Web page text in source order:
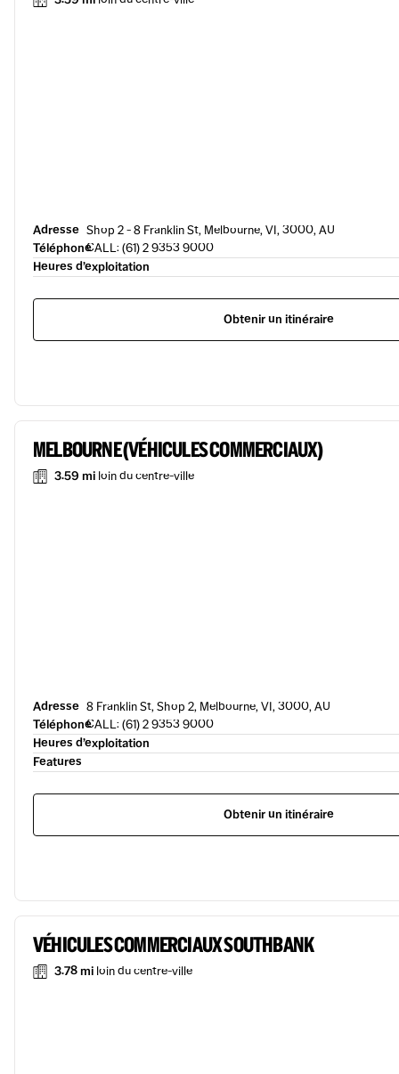
Adresse Shop 2 - 8 Franklin St, Melbourne, VI, 3000, AU
TéléphoneCALL: (61) 2 9353 9000
Heures d’exploitation
Obtenir un itinéraire
MELBOURNE (VÉHICULES COMMERCIAUX)
3.59 mi loin du centre-ville
Adresse 8 Franklin St, Shop 2, Melbourne, VI, 3000, AU
TéléphoneCALL: (61) 2 9353 9000
Heures d’exploitation
Features
Obtenir un itinéraire
VÉHICULES COMMERCIAUX SOUTHBANK
3.78 mi loin du centre-ville